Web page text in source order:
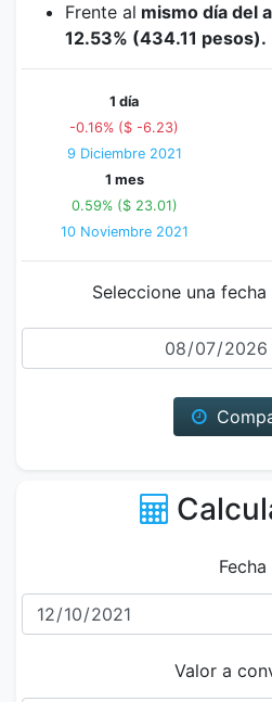
Frente al mismo día del
12.53% (434.11 pesos).
1 día
-0.16% ($ -6.23)
9 Diciembre 2021
1 mes
0.59% ($ 23.01)
10 Noviembre 2021
Seleccione una
Fecha
Valor a